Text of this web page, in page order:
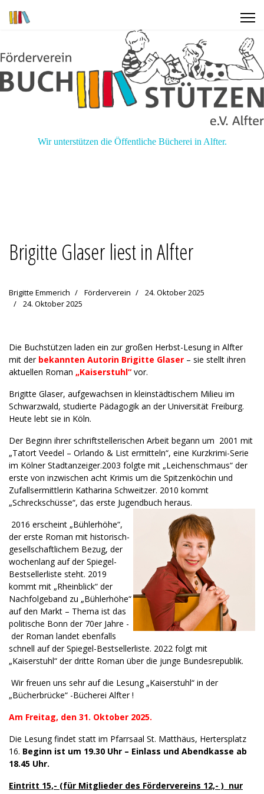
Wir unterstützen die Öffentliche Bücherei in Alfter.
Brigitte Glaser liest in Alfter
Brigitte Emmerich Förderverein
24. Oktober 2025
24. Oktober 2025
Die Buchstützen laden ein zur großen Herbst-Lesung in Alfter
mit der bekannten Autorin Brigitte Glaser – sie stellt ihren
aktuellen Roman „Kaiserstuhl“ vor.
Brigitte Glaser, aufgewachsen in kleinstädtischem Milieu im
Schwarzwald, studierte Pädagogik an der Universität Freiburg.
Heute lebt sie in Köln.
Der Beginn ihrer schriftstellerischen Arbeit begann um 2001 mit
„Tatort Veedel – Orlando & List ermitteln“, eine Kurzkrimi-Serie
im Kölner Stadtanzeiger.2003 folgte mit „Leichenschmaus“ der
erste von inzwischen acht Krimis um die Spitzenköchin und
Zufallsermittlerin Katharina Schweitzer. 2010 kommt
„Schreckschüsse“, das erste Jugendbuch heraus.
2016 erscheint „Bühlerhöhe“,
der erste Roman mit historisch-
gesellschaftlichem Bezug, der
wochenlang auf der Spiegel-
Bestsellerliste steht. 2019
kommt mit „Rheinblick“ der
Nachfolgeband zu „Bühlerhöhe“
auf den Markt – Thema ist das
politische Bonn der 70er Jahre -
der Roman landet ebenfalls
schnell auf der Spiegel-Bestsellerliste. 2022 folgt mit
„Kaiserstuhl“ der dritte Roman über die junge Bundesrepublik.
Wir freuen uns sehr auf die Lesung „Kaiserstuhl“ in der
„Bücherbrücke“ -Bücherei Alfter !
Am Freitag, den 31. Oktober 2025.
Die Lesung findet statt im Pfarrsaal St. Matthäus, Hertersplatz
16. Beginn ist um 19.30 Uhr – Einlass und Abendkasse ab
18.45 Uhr.
Eintritt 15,- (für Mitglieder des Fördervereins 12,- ) nur